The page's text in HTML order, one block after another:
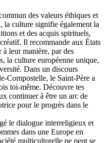
des valeurs éthiques et
la culture signifie également la
et des acquis spirituels,
Il recommande aux États
à leur manière, par des
la culture européenne unique,
Dans un discours
Compostelle, le Saint-Père a
toi-même. Découvre tes
continuer à être un arc de
pour le progrès dans le
le dialogue interreligieux et
dans une Europe en
multiculturelle ne peut se